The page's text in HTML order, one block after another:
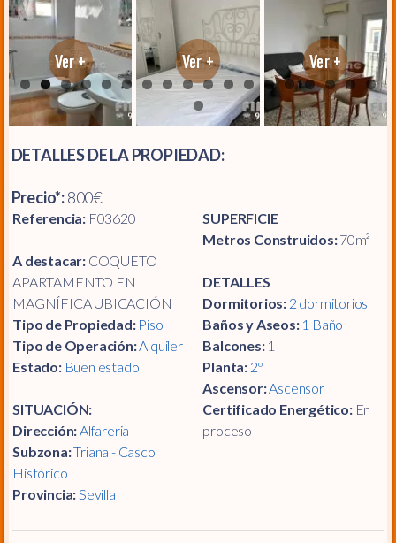
DETALLES DE LA PROPIEDAD:
Precio*:800€
Referencia:F03620
A destacar:COQUETO
APARTAMENTO EN
MAGNÍFICA UBICACIÓN
Tipo de Propiedad: Piso
Tipo de Operación:Alquiler
Estado: Buen estado
SITUACIÓN:
Dirección: Alfareria
Subzona:Triana - Casco
Histórico
Provincia: Sevilla
SUPERFICIE
Metros Construidos:70m²
DETALLES
Dormitorios: 2 dormitorios
Baños y Aseos: 1 Baño
Balcones:1
Planta: 2º
Ascensor:Ascensor
Certificado Energético:En
proceso